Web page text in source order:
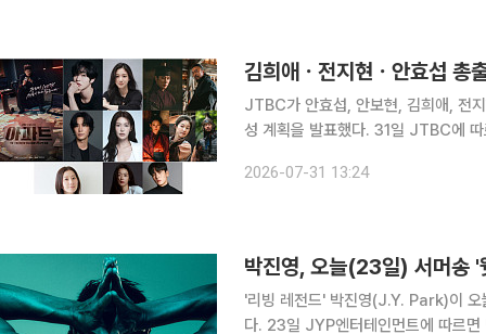
김희애ㆍ전지현ㆍ안효섭
JTBC가 안효섭, 안보현, 김희애, 전
성 계획을 발표했다. 31일 JTBC에 따르면 현재 방송 중인 지성 주연 토일드라마 '아파트' 후속으로
선발하는 대회를 배경으로 세계 각국
2026-07-31 13:24
박진영, 오늘(23일) 서머송
'리빙 레전드' 박진영(J.Y. Park)이
다. 23일 JYP엔터테인먼트에 따르면 박진영은 이날 오후 6시 새 싱글 '웻'을 발매한다. 지난해 11